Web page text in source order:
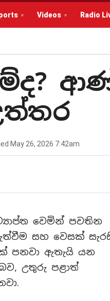
Videos Radio
May 26, 2026 7:42am
වෙමින් පවතින
සහ වෙසක්
පනවා ඇතැයි යන
උතුරු පළාත්